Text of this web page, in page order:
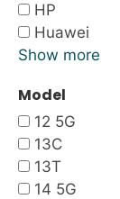
HP
Huawei
Show more
Model
12 5G
13C
13T
14 5G